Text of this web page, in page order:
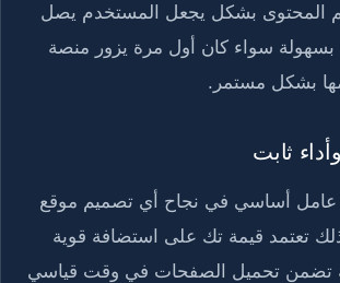
المحتوى بشكل يجعل المستخدم يصل
بسهولة سواء كان أول مرة يزور منصة
بشكل مستمر.
ثابت
عامل أساسي في نجاح أي تصميم موقع
تعتمد قيمة تك على استضافة قوية
تضمن تحميل الصفحات في وقت قياسي